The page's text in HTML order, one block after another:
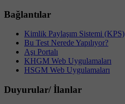
Bağlantılar
Kimlik Paylaşım Sistemi (KPS)
Bu Test Nerede Yapılıyor?
Aşı Portalı
KHGM Web Uygulamaları
HSGM Web Uygulamaları
Duyurular/ İlanlar